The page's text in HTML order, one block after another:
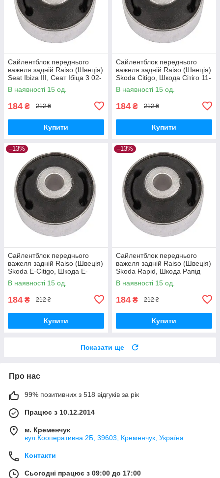
Сайлентблок переднього
важеля задній Raiso (Швеція)
Seat Ibiza III, Сеат Ібіца 3 02-
09 #RL-1J0181C UATHEZW17
В наявності 15 од.
184 ₴ 212 ₴
Купити
Сайлентблок переднього
важеля задній Raiso (Швеція)
Skoda Citigo, Шкода Сітіго 11-
#RL-1J0181C UAVBYFU17
В наявності 15 од.
184 ₴ 212 ₴
Купити
–13%
Сайлентблок переднього
важеля задній Raiso (Швеція)
Skoda E-Citigo, Шкода Е-
Сітіго 19-21 #RL-1J0181C
UAFPKWX17
В наявності 15 од.
184 ₴ 212 ₴
Купити
–13%
Сайлентблок переднього
важеля задній Raiso (Швеція)
Skoda Rapid, Шкода Рапід
12- #RL-1J0181C
UAUVDCX17
В наявності 15 од.
184 ₴ 212 ₴
Купити
Показати ще
Про нас
99% позитивних з 518 відгуків за рік
Працює з 10.12.2014
м. Кременчук
вул.Кооперативна 2Б, 39603, Кременчук, Україна
Контакти
Сьогодні працює з 09:00 до 17:00